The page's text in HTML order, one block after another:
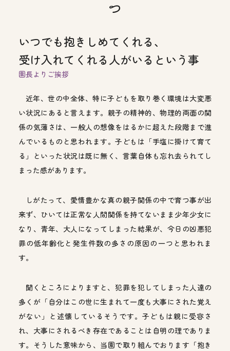
いつでも抱きしめてくれる、
受け入れてくれる人がいるという事
園長よりご挨拶
近年、世の中全体、特に子どもを取り巻く環境は大変悪
い状況にあると言えます。親子の精神的、物理的両面の関
係の気薄さは、一般人の想像をはるかに超えた段階まで進
んでいるものと思われます。子どもは「手塩に掛けて育て
る」といった状況は既に無く、言葉自体も忘れ去られてし
まった感があります。
しがたって、愛情豊かな真の親子関係の中で育つ事が出
来ず、ひいては正常な人間関係を持てないまま少年少女に
なり、青年、大人になってしまった結果が、今日の凶悪犯
罪の低年齢化と発生件数の多さの原因の一つと思われま
す。
聞くところによりますと、犯罪を犯してしまった人達の
多くが「自分はこの世に生まれて一度も大事にされた覚え
がない」と述懐しているそうです。子どもは親に受容さ
れ、大事にされるべき存在であることは自明の理でありま
す。そうした意味から、当園で取り組んでおります「抱き